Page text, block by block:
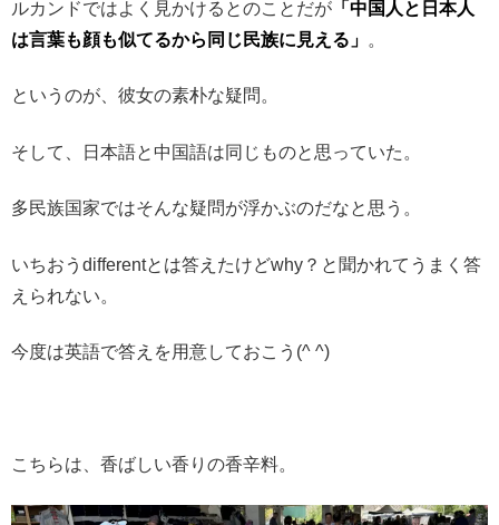
ルカンドではよく見かけるとのことだが 「中国人と日本人
は言葉も顔も似てるから同じ民族に見える」 。
というのが、彼女の素朴な疑問。
そして、日本語と中国語は同じものと思っていた。
多民族国家ではそんな疑問が浮かぶのだなと思う。
いちおうdifferentとは答えたけどwhy？と聞かれてうまく答
えられない。
今度は英語で答えを用意しておこう(^ ^)
こちらは、香ばしい香りの香辛料。